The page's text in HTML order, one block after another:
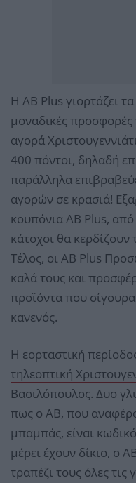
Η AB Plus γιορτάζει
μοναδικές προσφορές
αγορά
400 πόντοι, δηλαδή
παράλληλα
αγορών σε κρασιά!
κουπόνια AB Plus, από
κάτοχοι θα
Τέλος, οι ΑΒ Plus
καλά τους και
προϊόντα που
κανενός.
Η εορταστική
τηλεοπτική
Βασιλόπουλος. Δυο
πως ο ΑΒ, που
μπαμπάς, είναι
μέρει έχουν δίκιο, ο
τραπέζι τους όλες τις